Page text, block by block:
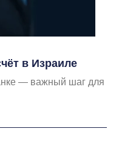
в Израиле
— важный шаг для